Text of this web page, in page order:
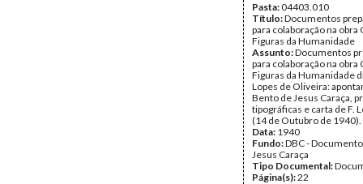
Pasta:04403.010
Título:Documentos
para colaboração na obra
Figuras da Humanidade
Assunto:Documentos
para colaboração na obra
Figuras da Humanidade
Lopes de Oliveira:
Bento de Jesus Caraça,
tipográficas e carta de F.
(14 de Outubro de 1940).
Data: 1940
Fundo:DBC -
Jesus Caraça
Tipo Documental:
Página(s):22